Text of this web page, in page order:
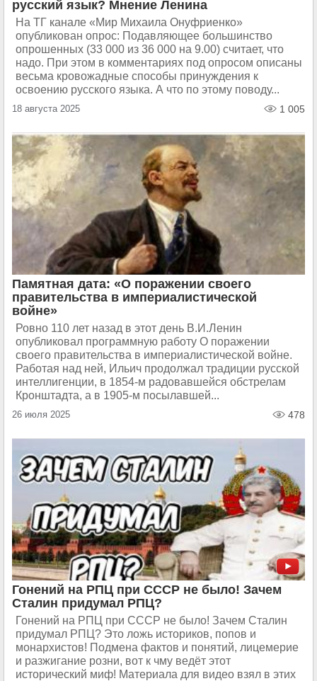
русский язык? Мнение Ленина
На ТГ канале «Мир Михаила Онуфриенко»
опубликован опрос: Подавляющее большинство
опрошенных (33 000 из 36 000 на 9.00) считает, что
надо. При этом в комментариях под опросом описаны
весьма кровожадные способы принуждения к
освоению русского языка. А что по этому поводу...
18 августа 2025 1 005
Памятная дата: «О поражении своего
правительства в империалистической
войне»
Ровно 110 лет назад в этот день В.И.Ленин
опубликовал программную работу О поражении
своего правительства в империалистической войне.
Работая над ней, Ильич продолжал традиции русской
интеллигенции, в 1854-м радовавшейся обстрелам
Кронштадта, а в 1905-м посылавшей...
26 июля 2025 478
Гонений на РПЦ при СССР не было! Зачем
Сталин придумал РПЦ?
Гонений на РПЦ при СССР не было! Зачем Сталин
придумал РПЦ? Это ложь историков, попов и
монархистов! Подмена фактов и понятий, лицемерие
и разжигание розни, вот к чму ведёт этот
исторический миф! Материала для видео взял в этих